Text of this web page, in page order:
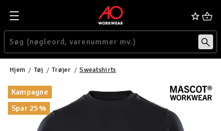
Hjem Tøj Trøjer Sweatshirts
Kampagne
Spar 25%